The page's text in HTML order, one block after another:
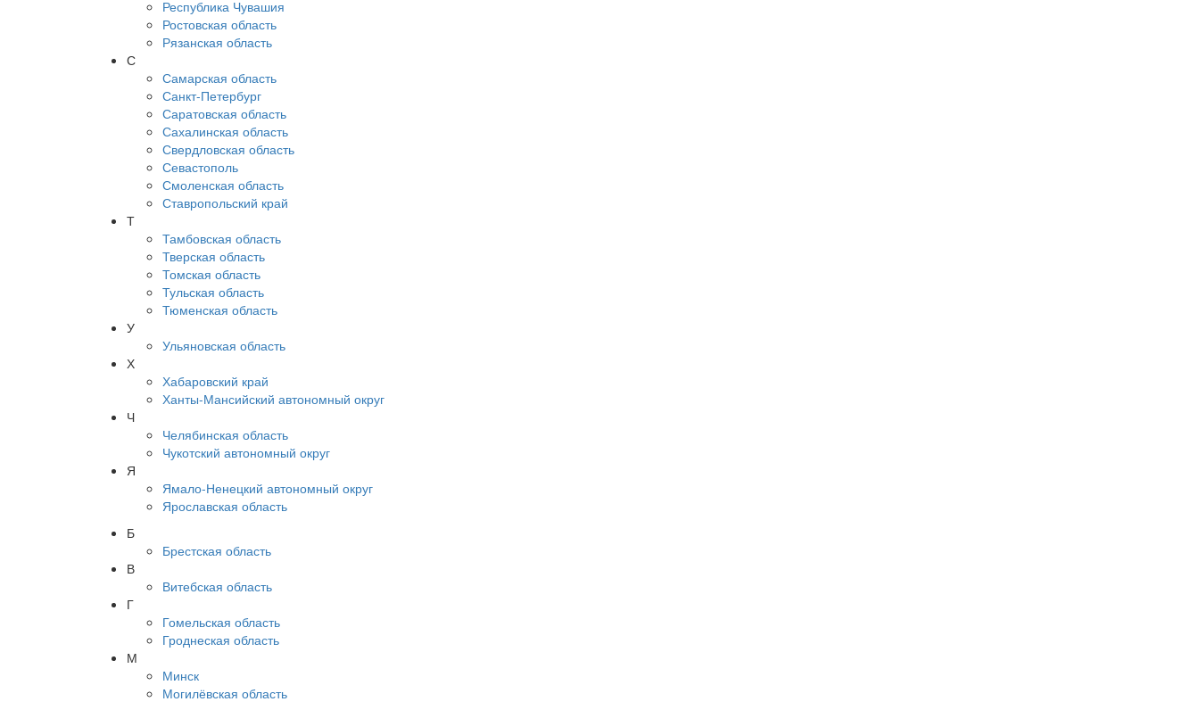
Республика Чувашия
Ростовская область
Рязанская область
С
Самарская область
Санкт-Петербург
Саратовская область
Сахалинская область
Свердловская область
Севастополь
Смоленская область
Ставропольский край
Т
Тамбовская область
Тверская область
Томская область
Тульская область
Тюменская область
У
Ульяновская область
Х
Хабаровский край
Ханты-Мансийский автономный округ
Ч
Челябинская область
Чукотский автономный округ
Я
Ямало-Ненецкий автономный округ
Ярославская область
Б
Брестская область
В
Витебская область
Г
Гомельская область
Гроднеская область
М
Минск
Могилёвская область